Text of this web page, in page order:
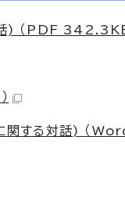
話) （PDF
関する対話) （